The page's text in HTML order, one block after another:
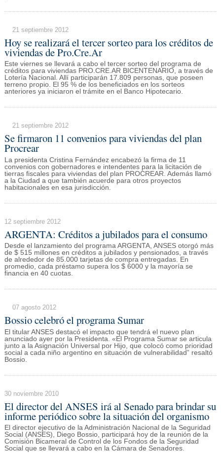
21 septiembre 2012
Hoy se realizará el tercer sorteo para los créditos de
viviendas de Pro.Cre.Ar
Este viernes se llevará a cabo el tercer sorteo del programa de
créditos para viviendas PRO.CRE.AR BICENTENARIO, a través de
Lotería Nacional. Allí participarán 17.809 personas, que poseen
terreno propio. El 95 % de los beneficiados en los sorteos
anteriores ya iniciaron el trámite en el Banco Hipotecario.
21 septiembre 2012
Se firmaron 11 convenios para viviendas del plan
Procrear
La presidenta Cristina Fernández encabezó la firma de 11
convenios con gobernadores e intendentes para la licitación de
tierras fiscales para viviendas del plan PROCREAR. Además llamó
a la Ciudad a que también acuerde para otros proyectos
habitacionales en esa jurisdicción.
12 septiembre 2012
ARGENTA: Créditos a jubilados para el consumo
Desde el lanzamiento del programa ARGENTA, ANSES otorgó más
de $ 515 millones en créditos a jubilados y pensionados, a través
de alrededor de 85.000 tarjetas de compra entregadas. En
promedio, cada préstamo supera los $ 6000 y la mayoría se
financia en 40 cuotas.
07 agosto 2012
Bossio celebró el programa Sumar
El titular ANSES destacó el impacto que tendrá el nuevo plan
anunciado ayer por la Presidenta. «El Programa Sumar se articula
junto a la Asignación Universal por Hijo, que colocó como prioridad
social a cada niño argentino en situación de vulnerabilidad” resaltó
Bossio.
30 noviembre 2010
El director del ANSES irá al Senado para brindar su
informe periódico sobre la situación del organismo
El director ejecutivo de la Administración Nacional de la Seguridad
Social (ANSES), Diego Bossio, participará hoy de la reunión de la
Comisión Bicameral de Control de los Fondos de la Seguridad
Social que se llevará a cabo en la Cámara de Senadores.